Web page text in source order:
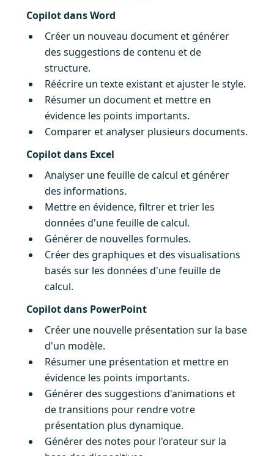
Copilot dans Word
Créer un nouveau document et générer
des suggestions de contenu et de
structure.
Réécrire un texte existant et ajuster le style.
Résumer un document et mettre en
évidence les points importants.
Comparer et analyser plusieurs documents.
Copilot dans Excel
Analyser une feuille de calcul et générer
des informations.
Mettre en évidence, filtrer et trier les
données d'une feuille de calcul.
Générer de nouvelles formules.
Créer des graphiques et des visualisations
basés sur les données d'une feuille de
calcul.
Copilot dans PowerPoint
Créer une nouvelle présentation sur la base
d'un modèle.
Résumer une présentation et mettre en
évidence les points importants.
Générer des suggestions d'animations et
de transitions pour rendre votre
présentation plus dynamique.
Générer des notes pour l'orateur sur la